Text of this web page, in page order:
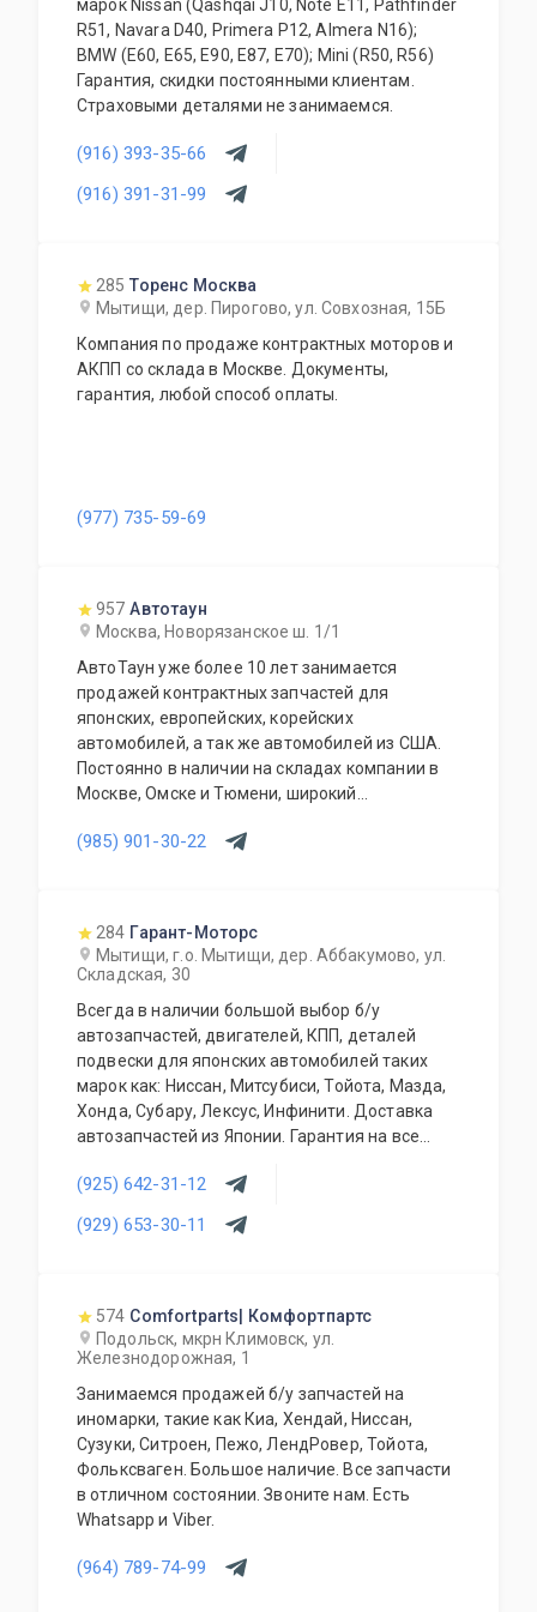
специалисты. Мы работаем для Вас каждый
день.
марок Nissan (Qashqai J10, Note E11, Pathfinder
R51, Navara D40, Primera P12, Almera N16);
BMW (E60, E65, E90, E87, E70); Mini (R50, R56)
Гарантия, скидки постоянными клиентам.
Страховыми деталями не занимаемся.
(916) 393-35-66
(916) 391-31-99
285 Торенс Москва
Мытищи, дер. Пирогово, ул. Совхозная, 15Б
Компания по продаже контрактных моторов и
АКПП со склада в Москве. Документы,
гарантия, любой способ оплаты.
(977) 735-59-69
957 Автотаун
Москва, Новорязанское ш. 1/1
АвтоТаун уже более 10 лет занимается
продажей контрактных запчастей для
японских, европейских, корейских
автомобилей, а так же автомобилей из США.
Постоянно в наличии на складах компании в
Москве, Омске и Тюмени, широкий
более 150000 наименований. Все запчасти,
(985) 901-30-22
284 Гарант-Моторс
Мытищи, г.о. Мытищи, дер. Аббакумово, ул.
Складская, 30
Всегда в наличии большой выбор б/у
автозапчастей, двигателей, КПП, деталей
подвески для японских автомобилей таких
марок как: Ниссан, Митсубиси, Тойота, Мазда,
Хонда, Субару, Лексус, Инфинити. Доставка
автозапчастей из Японии. Гарантия на все
(925) 642-31-12
(929) 653-30-11
574 Comfortparts| Комфортпартс
Подольск, мкрн Климовск, ул.
Железнодорожная, 1
Занимаемся продажей б/у запчастей на
иномарки, такие как Киа, Хендай, Ниссан,
Сузуки, Ситроен, Пежо, ЛендРовер, Тойота,
Фольксваген. Большое наличие. Все запчасти
в отличном состоянии. Звоните нам. Есть
Whatsapp и Viber.
(964) 789-74-99